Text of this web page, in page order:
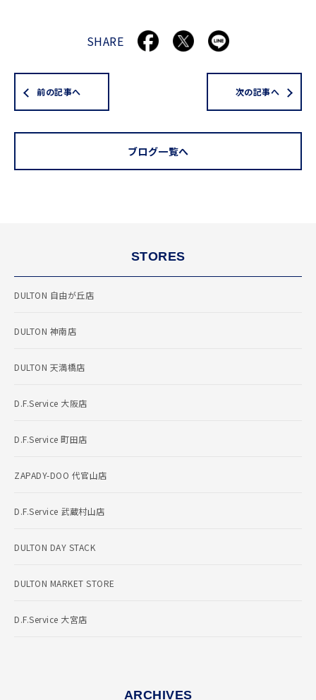
SHARE
前の記事へ
ブログ一覧へ
次の記事へ
STORES
DULTON 自由が丘店
DULTON 神南店
DULTON 天満橋店
D.F.Service 大阪店
D.F.Service 町田店
ZAPADY-DOO 代官山店
D.F.Service 武蔵村山店
DULTON DAY STACK
DULTON MARKET STORE
D.F.Service 大宮店
ARCHIVES